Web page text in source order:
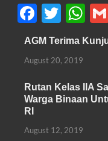
F
ac
e
b
o
o
k
T
w
itt
er
W
h
at
A
p
AGM Terima
August 20, 2019
Rutan Kelas IIA
Warga Binaan
RI
August 12, 2019